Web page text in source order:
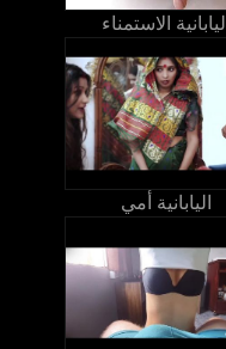
اليابانية الاستمناء
اليابانية أمي